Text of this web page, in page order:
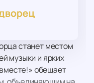
станет местом
музыки и ярких
обещает